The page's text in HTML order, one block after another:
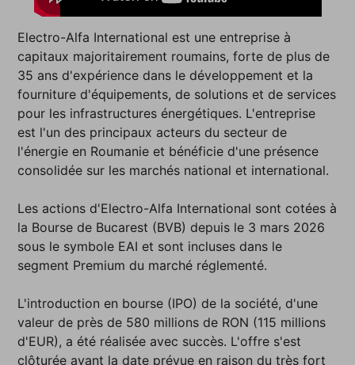
Electro-Alfa International est une entreprise à
capitaux majoritairement roumains, forte de plus de
35 ans d'expérience dans le développement et la
fourniture d'équipements, de solutions et de services
pour les infrastructures énergétiques. L'entreprise
est l'un des principaux acteurs du secteur de
l'énergie en Roumanie et bénéficie d'une présence
consolidée sur les marchés national et international.
Les actions d'Electro-Alfa International sont cotées à
la Bourse de Bucarest (BVB) depuis le 3 mars 2026
sous le symbole EAI et sont incluses dans le
segment Premium du marché réglementé.
L'introduction en bourse (IPO) de la société, d'une
valeur de près de 580 millions de RON (115 millions
d'EUR), a été réalisée avec succès. L'offre s'est
clôturée avant la date prévue en raison du très fort